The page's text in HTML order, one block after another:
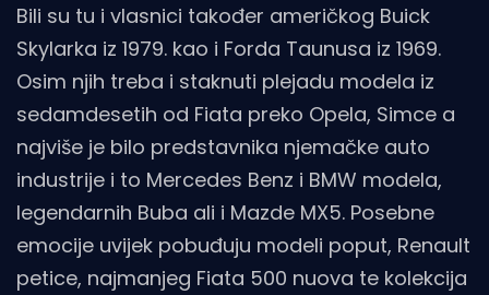
Bili su tu i vlasnici također američkog Buick
Skylarka iz 1979. kao i Forda Taunusa iz 1969.
Osim njih treba i staknuti plejadu modela iz
sedamdesetih od Fiata preko Opela, Simce a
najviše je bilo predstavnika njemačke auto
industrije i to Mercedes Benz i BMW modela,
legendarnih Buba ali i Mazde MX5. Posebne
emocije uvijek pobuđuju modeli poput, Renault
petice, najmanjeg Fiata 500 nuova te kolekcija